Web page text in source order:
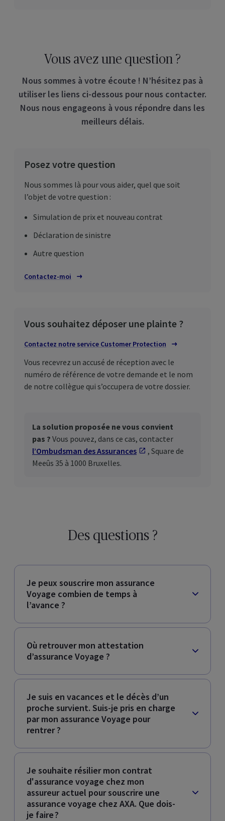
Vous avez une question ?
Nous sommes à votre écoute ! N’hésitez pas à
utiliser les liens ci-dessous pour nous contacter.
Nous nous engageons à vous répondre dans les
meilleurs délais.
Posez votre question
Nous sommes là pour vous aider, quel que soit
l’objet de votre question :
Simulation de prix et nouveau contrat
Déclaration de sinistre
Autre question
Contactez-moi
Vous souhaitez déposer une plainte ?
Contactez notre service Customer Protection
Vous recevrez un accusé de réception avec le
numéro de référence de votre demande et le nom
de notre collègue qui s’occupera de votre dossier.
La solution proposée ne vous convient
pas ? Vous pouvez, dans ce cas, contacter
l’Ombudsman des Assurances
S'ouvre dans un
, Square de
Meeûs 35 à 1000 Bruxelles.
Des questions ?
Je peux souscrire mon assurance
Voyage combien de temps à
l’avance ?
Où retrouver mon attestation
d’assurance Voyage ?
Je suis en vacances et le décès d’un
proche survient. Suis-je pris en charge
par mon assurance Voyage pour
rentrer ?
Je souhaite résilier mon contrat
d'assurance voyage chez mon
assureur actuel pour souscrire une
assurance voyage chez AXA. Que dois-
je faire ?